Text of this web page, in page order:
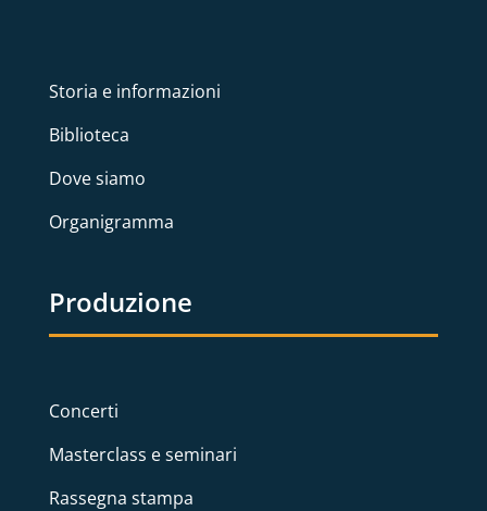
Storia e informazioni
Biblioteca
Dove siamo
Organigramma
Produzione
Concerti
Masterclass e seminari
Rassegna stampa